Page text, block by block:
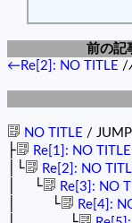
前の記
←Re[2]: NO TITLE /
NO TITLE /
├ Re[1]: NO TITLE
│└ Re[2]: NO
│ └ Re[3]: NO
│ └ Re[4]: